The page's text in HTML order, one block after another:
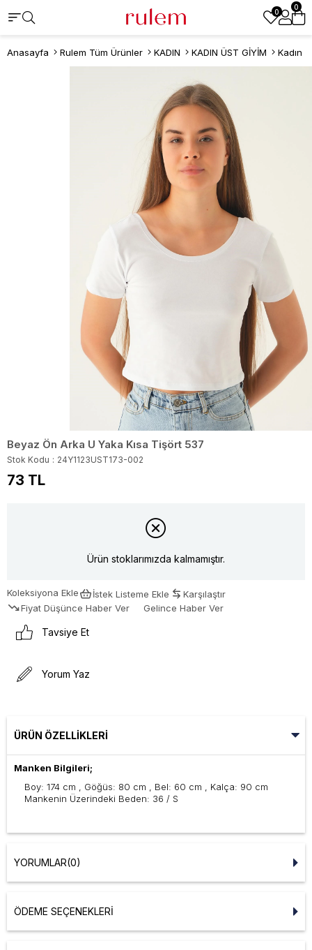
0
0
Anasayfa Rulem Tüm Ürünler KADIN KADIN ÜST GİYİM Kadın
Beyaz Ön Arka U Yaka Kısa Tişört 537
Stok Kodu 24Y1123UST173-002
73 TL
Ürün stoklarımızda kalmamıştır.
Koleksiyona Ekle İstek Listeme Ekle
Karşılaştır
Fiyat Düşünce Haber Ver
Gelince Haber Ver
Tavsiye Et
Yorum Yaz
ÜRÜN ÖZELLIKLERI
Manken Bilgileri;
Boy: 174 cm , Göğüs: 80 cm , Bel: 60 cm , Kalça: 90 cm
Mankenin Üzerindeki Beden: 36 / S
YORUMLAR(0)
ÖDEME SEÇENEKLERI